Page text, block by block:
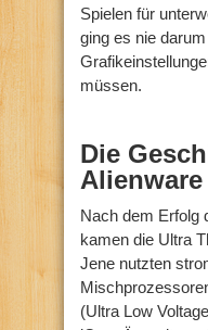
Spielen für
ging es nie
müssen.
Die
Alienware
Nach dem Erfolg
kamen die Ultra
Jene nutzten
(Ultra Low